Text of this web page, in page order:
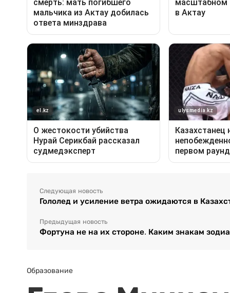
Следующая новость
Гололед и усиление ветра ожидаются в
Предыдущая новость
Фортуна не на их стороне. Каким знакам
Образование